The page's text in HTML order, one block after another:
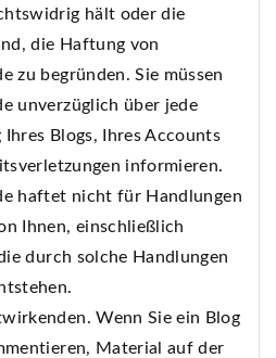
hält oder die
die Haftung von
zu begründen. Sie müssen
unverzüglich über jede
Blogs, Ihres Accounts
informieren.
haftet nicht für Handlungen
Ihnen, einschließlich
durch solche Handlungen
Wenn Sie ein Blog
Material auf der